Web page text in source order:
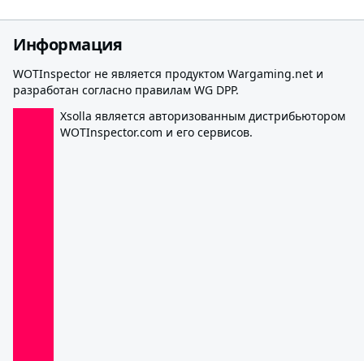
Информация
WOTInspector не является продуктом Wargaming.net и
разработан согласно правилам WG DPP.
Xsolla является авторизованным дистрибьютором
WOTInspector.com и его сервисов.